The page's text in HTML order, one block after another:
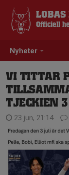
Nyheter
LOBAS
Officiell
VI TITTAR
TJECKIEN
23 jun, 21:14